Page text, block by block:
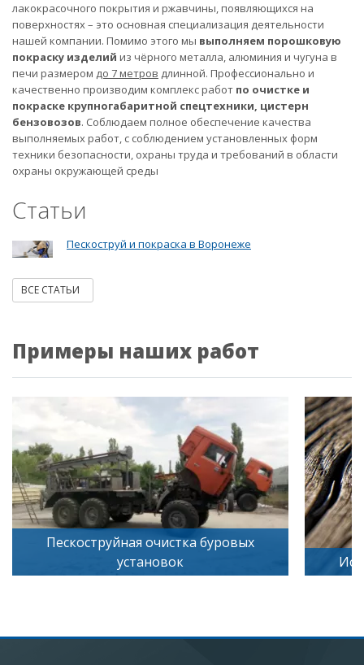
лакокрасочного покрытия и ржавчины, появляющихся на
поверхностях – это основная специализация деятельности
нашей компании. Помимо этого мы выполняем порошковую
покраску изделий из чёрного металла, алюминия и чугуна в
печи размером до 7 метров длинной. Профессионально и
качественно производим комплекс работ по очистке и
покраске крупногабаритной спецтехники, цистерн
бензовозов. Соблюдаем полное обеспечение качества
выполняемых работ, с соблюдением установленных форм
техники безопасности, охраны труда и требований в области
охраны окружающей среды
Статьи
Пескоструй и покраска в Воронеже
ВСЕ СТАТЬИ
Примеры наших работ
очистка буровых
Искусственное